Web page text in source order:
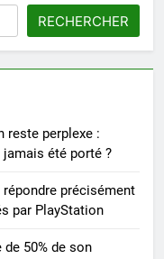
RECHERCHER
reste perplexe :
jamais été porté ?
précisément
par PlayStation
50% de son